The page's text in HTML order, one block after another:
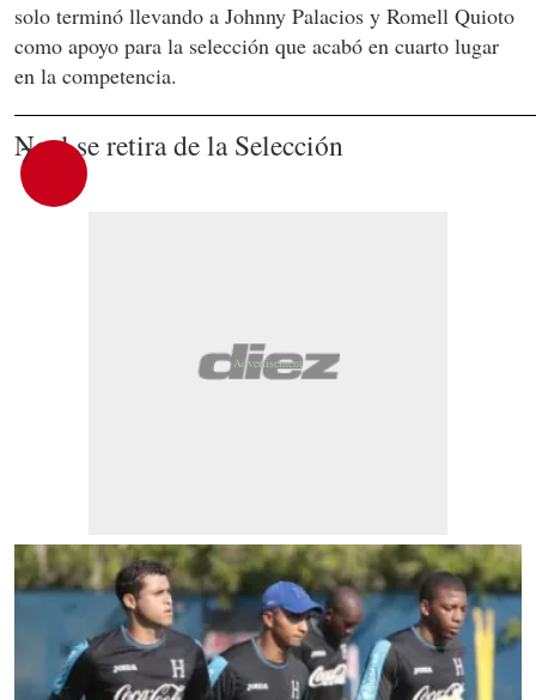
solo terminó llevando a Johnny Palacios y Romell Quioto
como apoyo para la selección que acabó en cuarto lugar
en la competencia.
7
Noel se retira de la Selección